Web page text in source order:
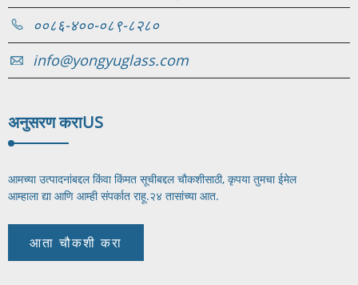
००८६-४००-०८९-८२८०
info@yongyuglass.com
अनुसरण कराUS
आमच्या उत्पादनांबद्दल किंवा किंमत सूचीबद्दल चौकशीसाठी, कृपया तुमचा ईमेल
आम्हाला द्या आणि आम्ही संपर्कात राहू.२४ तासांच्या आत.
आता चौकशी करा